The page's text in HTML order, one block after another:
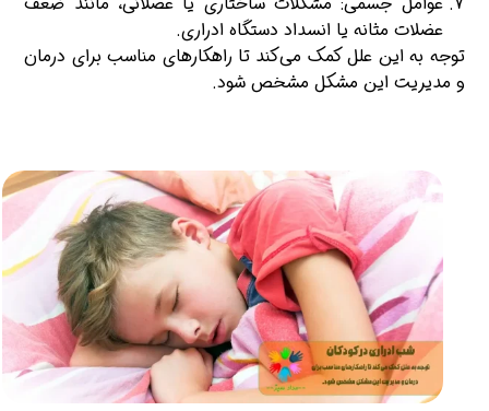
عضلات مثانه یا انسداد دستگاه ادراری.
توجه به این علل کمک می‌کند تا راهکارهای مناسب برای درمان
و مدیریت این مشکل مشخص شود.